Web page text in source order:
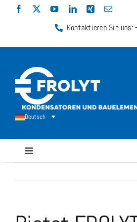
Kontaktieren Sie
Deutsch
Navigation